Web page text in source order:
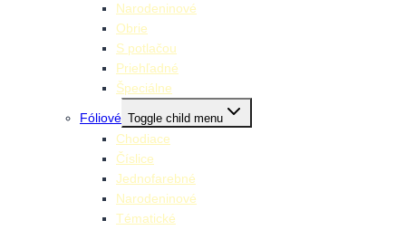
Narodeninové
Obrie
S potlačou
Priehľadné
Špeciálne
Fóliové Toggle child menu
Chodiace
Číslice
Jednofarebné
Narodeninové
Tématické